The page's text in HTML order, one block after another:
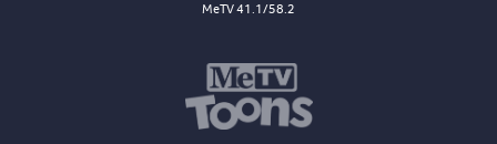
MeTV 41.1/58.2